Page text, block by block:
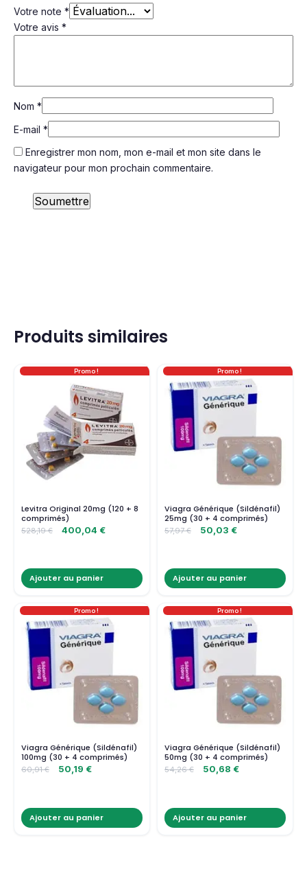
Votre note *
Votre avis *
Nom *
E-mail *
Enregistrer mon nom, mon e-mail et mon site dans le
navigateur pour mon prochain commentaire.
Produits similaires
Promo !
Levitra Original 20mg (120 + 8
comprimés)
528,19€ 400,04 €
Ajouter au panier
Promo !
Viagra Générique (Sildénafil)
25mg (30 + 4 comprimés)
57,97€ 50,03 €
Ajouter au panier
Promo !
Viagra Générique (Sildénafil)
100mg (30 + 4 comprimés)
60,91€ 50,19 €
Ajouter au panier
Promo !
Viagra Générique (Sildénafil)
50mg (30 + 4 comprimés)
54,26€ 50,68 €
Ajouter au panier